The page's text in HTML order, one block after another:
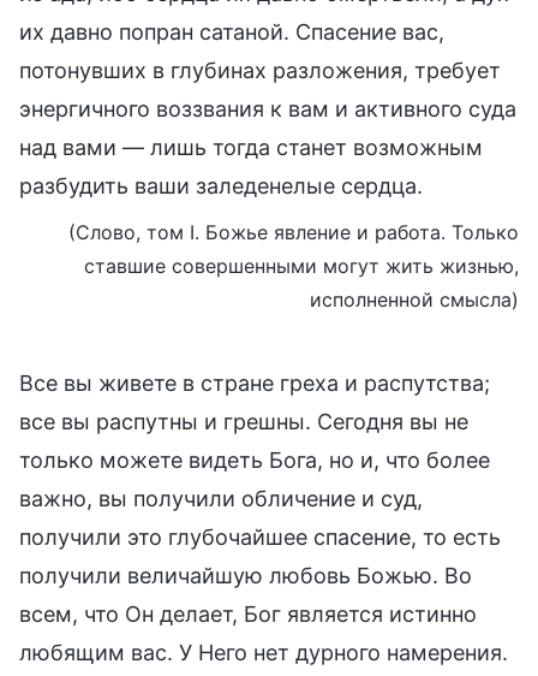
их давно попран сатаной. Спасение вас,
потонувших в глубинах разложения, требует
энергичного воззвания к вам и активного суда
над вами — лишь тогда станет возможным
разбудить ваши заледенелые сердца.
(Слово, том I. Божье явление и работа. Только
ставшие совершенными могут жить жизнью,
исполненной смысла)
Все вы живете в стране греха и распутства;
все вы распутны и грешны. Сегодня вы не
только можете видеть Бога, но и, что более
важно, вы получили обличение и суд,
получили это глубочайшее спасение, то есть
получили величайшую любовь Божью. Во
всем, что Он делает, Бог является истинно
любящим вас. У Него нет дурного намерения.